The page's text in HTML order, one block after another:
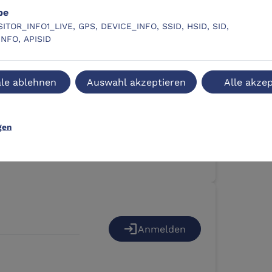
GPS, DEVICE_INFO, SSID, HSID, SID,
APISID
ablehnen Auswahl akzeptieren Alle
loginAnmelden